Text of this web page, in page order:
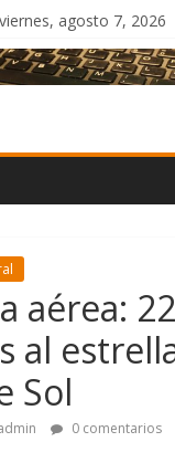
viernes, agosto 7, 2026
aérea: 22
al
Sol
0 comentarios